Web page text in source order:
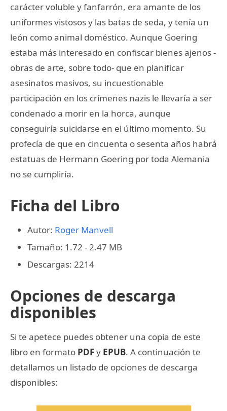
carácter voluble y fanfarrón, era amante de los
uniformes vistosos y las batas de seda, y tenía un
león como animal doméstico. Aunque Goering
estaba más interesado en confiscar bienes ajenos -
obras de arte, sobre todo- que en planificar
asesinatos masivos, su incuestionable
participación en los crímenes nazis le llevaría a ser
condenado a morir en la horca, aunque
conseguiría suicidarse en el último momento. Su
profecía de que en cincuenta o sesenta años habrá
estatuas de Hermann Goering por toda Alemania
no se cumpliría.
Ficha del Libro
Autor: Roger Manvell
Tamaño: 1.72 - 2.47 MB
Descargas: 2214
Opciones de descarga
disponibles
Si te apetece puedes obtener una copia de este
libro en formato PDFy EPUB. A continuación te
detallamos un listado de opciones de descarga
disponibles: